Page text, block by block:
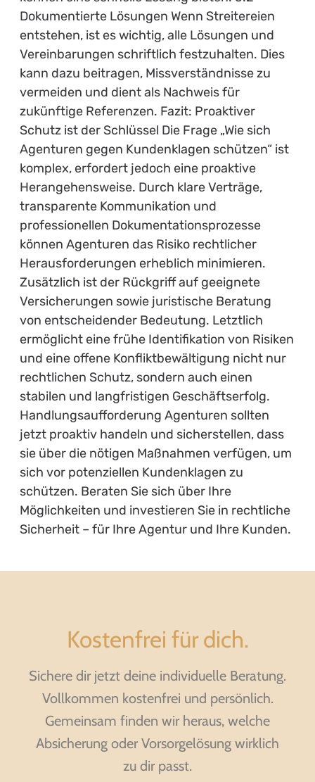
Dokumentierte Lösungen Wenn Streitereien
entstehen, ist es wichtig, alle Lösungen und
Vereinbarungen schriftlich festzuhalten. Dies
kann dazu beitragen, Missverständnisse zu
vermeiden und dient als Nachweis für
zukünftige Referenzen. Fazit: Proaktiver
Schutz ist der Schlüssel Die Frage „Wie sich
Agenturen gegen Kundenklagen schützen“ ist
komplex, erfordert jedoch eine proaktive
Herangehensweise. Durch klare Verträge,
transparente Kommunikation und
professionellen Dokumentationsprozesse
können Agenturen das Risiko rechtlicher
Herausforderungen erheblich minimieren.
Zusätzlich ist der Rückgriff auf geeignete
Versicherungen sowie juristische Beratung
von entscheidender Bedeutung. Letztlich
ermöglicht eine frühe Identifikation von Risiken
und eine offene Konfliktbewältigung nicht nur
rechtlichen Schutz, sondern auch einen
stabilen und langfristigen Geschäftserfolg.
Handlungsaufforderung Agenturen sollten
jetzt proaktiv handeln und sicherstellen, dass
sie über die nötigen Maßnahmen verfügen, um
sich vor potenziellen Kundenklagen zu
schützen. Beraten Sie sich über Ihre
Möglichkeiten und investieren Sie in rechtliche
Sicherheit – für Ihre Agentur und Ihre Kunden.
Kostenfrei für dich.
Sichere dir jetzt deine individuelle Beratung.
Vollkommen kostenfrei und persönlich.
Gemeinsam finden wir heraus, welche
Absicherung oder Vorsorgelösung wirklich
zu dir passt.